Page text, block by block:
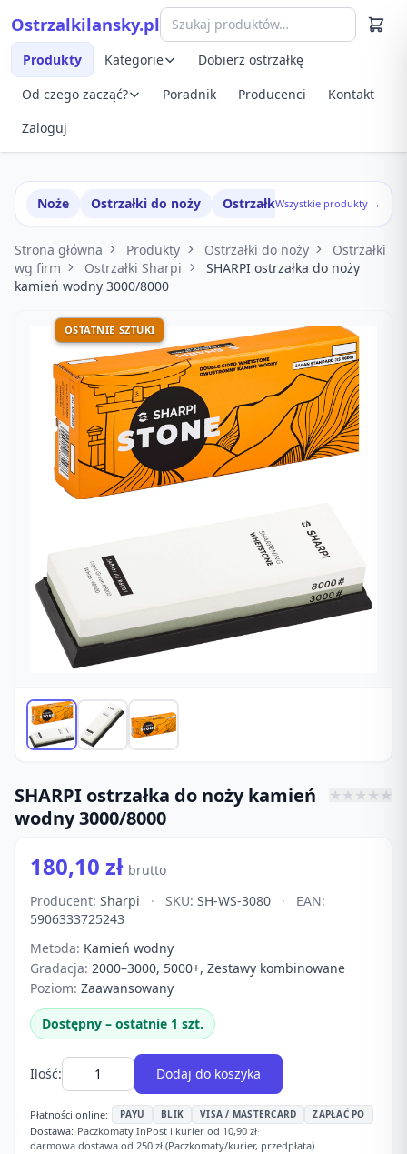
Ostrzalkilansky.pl
Produkty Kategorie
Dobierz ostrzałkę
Od czego zacząć?
Poradnik Producenci
Kontakt
Zaloguj
Noże Ostrzałki do noży Ostrzałki w zestawach
Wszystkie produkty →
Strona główna Produkty Ostrzałki do noży
Ostrzałki
wg firm
Ostrzałki Sharpi
SHARPI ostrzałka do noży
kamień wodny 3000/8000
OSTATNIE SZTUKI
SHARPI ostrzałka do noży kamień
wodny 3000/8000
★★★★★
180,10 zł brutto
Producent: Sharpi · SKU: SH-WS-3080 ·
EAN:
5906333725243
Metoda: Kamień wodny
Gradacja: 2000–3000, 5000+, Zestawy kombinowane
Poziom: Zaawansowany
Dostępny – ostatnie 1 szt.
Ilość: Dodaj do koszyka
Płatności online: PAYU BLIK VISA / MASTERCARD ZAPŁAĆ PO
Dostawa: Paczkomaty InPost i kurier od 10,90 zł·
darmowa dostawa od 250 zł (Paczkomaty/kurier, przedpłata)
Szybki podgląd produktu